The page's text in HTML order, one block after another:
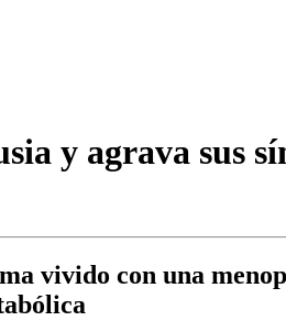
y agrava sus
vivido con una